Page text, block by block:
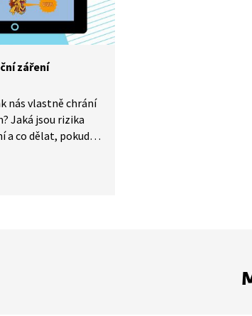
záření
nás vlastně chrání
Jaká jsou rizika
a co dělat, pokud
dá bývalý